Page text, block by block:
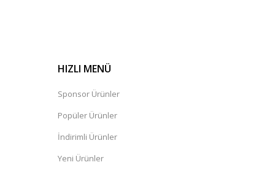
HIZLI MENÜ
Sponsor Ürünler
Popüler Ürünler
İndirimli Ürünler
Yeni Ürünler